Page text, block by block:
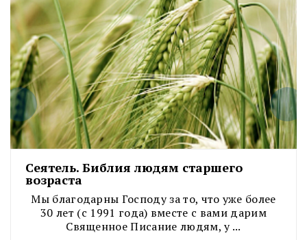
Сеятель. Библия людям старшего
возраста
Мы благодарны Господу за то, что уже более
30 лет (с 1991 года) вместе с вами дарим
Священное Писание людям, у ...